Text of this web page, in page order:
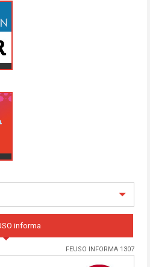
informa
FEUSO INFORMA 1307